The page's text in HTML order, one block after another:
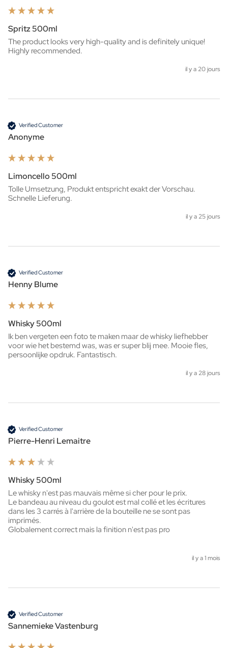
Spritz 500ml
The product looks very high-quality and is definitely unique!
Highly recommended.
il y a 20 jours
Verified Customer
Anonyme
Limoncello 500ml
Tolle Umsetzung, Produkt entspricht exakt der Vorschau.
Schnelle Lieferung.
il y a 25 jours
Verified Customer
Henny Blume
Whisky 500ml
Ik ben vergeten een foto te maken maar de whisky liefhebber
voor wie het bestemd was, was er super blij mee. Mooie fles,
persoonlijke opdruk. Fantastisch.
il y a 28 jours
Verified Customer
Pierre-Henri Lemaitre
Whisky 500ml
Le whisky n'est pas mauvais même si cher pour le prix.
Le bandeau au niveau du goulot est mal collé et les écritures
dans les 3 carrés à l'arrière de la bouteille ne se sont pas
imprimés.
Globalement correct mais la finition n'est pas pro
il y a 1 mois
Verified Customer
Sannemieke Vastenburg